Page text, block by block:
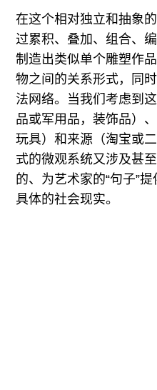
在这个相对独立和抽象
过累积、叠加、组合、
制造出类似单个雕塑作
物之间的关系形式，同
法网络。当我们考虑到
品或军用品，装饰品）
玩具）和来源（淘宝或
式的微观系统又涉及甚
的、为艺术家的“句子”
具体的社会现实。